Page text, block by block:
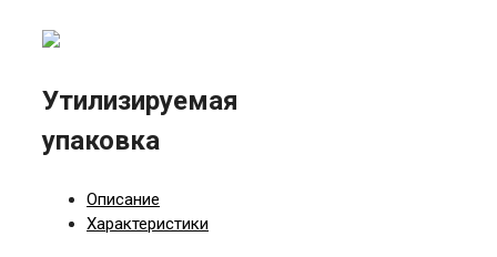
Утилизируемая
упаковка
Описание
Характеристики